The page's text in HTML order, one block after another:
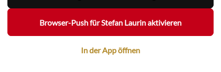
Browser-Push für Stefan Laurin aktivieren
In der App öffnen